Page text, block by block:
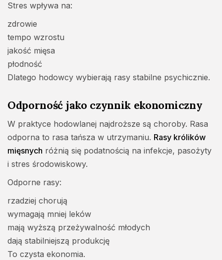
Stres wpływa na:
zdrowie
tempo wzrostu
jakość mięsa
płodność
Dlatego hodowcy wybierają rasy stabilne psychicznie.
Odporność jako czynnik ekonomiczny
W praktyce hodowlanej najdroższe są choroby. Rasa
odporna to rasa tańsza w utrzymaniu. Rasy królików
mięsnych różnią się podatnością na infekcje, pasożyty
i stres środowiskowy.
Odporne rasy:
rzadziej chorują
wymagają mniej leków
mają wyższą przeżywalność młodych
dają stabilniejszą produkcję
To czysta ekonomia.